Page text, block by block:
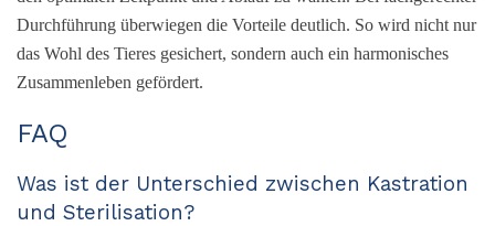
Durchführung überwiegen die Vorteile deutlich. So wird nicht nur
das Wohl des Tieres gesichert, sondern auch ein harmonisches
Zusammenleben gefördert.
FAQ
Was ist der Unterschied zwischen Kastration
und Sterilisation?